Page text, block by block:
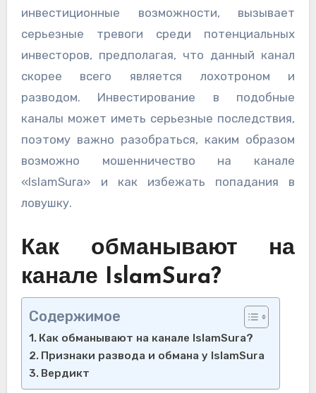
инвестиционные возможности, вызывает
серьезные тревоги среди потенциальных
инвесторов, предполагая, что данный канал
скорее всего является лохотроном и
разводом. Инвестирование в подобные
каналы может иметь серьезные последствия,
поэтому важно разобраться, каким образом
возможно мошенничество на канале
«IslamSura» и как избежать попадания в
ловушку.
Как обманывают на
канале IslamSura?
Содержимое
Как обманывают на канале IslamSura?
Признаки развода и обмана у IslamSura
Вердикт